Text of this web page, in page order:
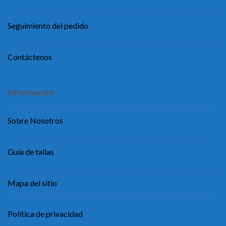
Seguimiento del pedido
Contáctenos
Información
Sobre Nosotros
Guía de tallas
Mapa del sitio
Política de privacidad